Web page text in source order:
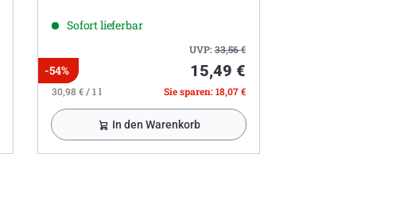
Sofort lieferbar
UVP:33,56€
-54% 15,49 €
30,98 € / 1 l Sie sparen: 18,07 €
In den Warenkorb